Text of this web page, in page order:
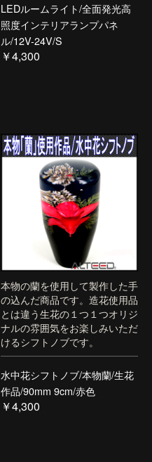
LEDルームライト/全面発光高
照度インテリアランプパネ
ル/12V-24V/S
￥4,300
本物の蘭を使用して製作した手
の込んだ商品です。造花使用品
とは違う生花の１つ１つオリジ
ナルの雰囲気をお楽しみいただ
けるシフトノブです。
水中花シフトノブ/本物蘭/生花
作品/90mm 9cm/赤色
￥4,300